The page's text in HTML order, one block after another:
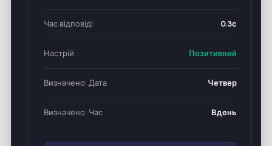
Час відповіді 0.3с
Настрій Позитивний
Визначено: Дата Четвер
Визначено: Час Вдень